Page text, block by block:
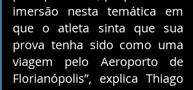
imersão nesta temática em
que o atleta sinta que sua
prova tenha sido como uma
viagem pelo Aeroporto de
Florianópolis”, explica Thiago